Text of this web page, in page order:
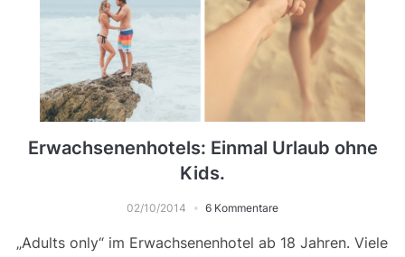
Erwachsenenhotels: Einmal Urlaub ohne
Kids.
02/10/2014 6 Kommentare
„Adults only“ im Erwachsenenhotel ab 18 Jahren. Viele